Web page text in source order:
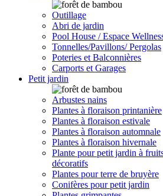
Outillage
Abri de jardin
Pool House / Espace
Tonnelles/Pavillons/ Pergolas
Poteries et Balconnières
Carports et Garages
Petit jardin
Arbustes nains
Plantes à floraison printanière
Plantes à floraison estivale
Plantes à floraison automnale
Plantes à floraison hivernale
Plante pour petit jardin à
décoratifs
Plantes pour terre de bruyère
Conifères pour petit jardin